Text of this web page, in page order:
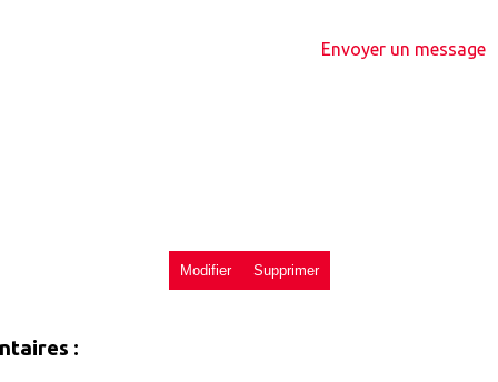
Envoyer un message
: